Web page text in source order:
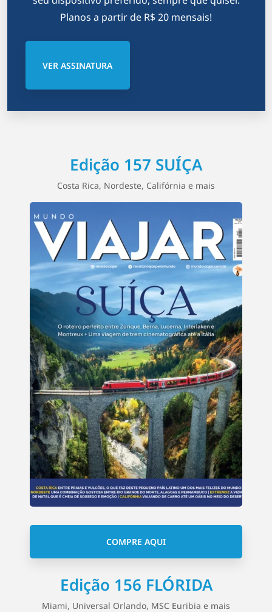
Planos a partir de R$ 20 mensais!
VER ASSINATURA
Edição 157 SUÍÇA
Costa Rica, Nordeste, Califórnia e mais
COMPRE AQUI
Edição 156 FLÓRIDA
Miami, Universal Orlando, MSC Euribia e mais